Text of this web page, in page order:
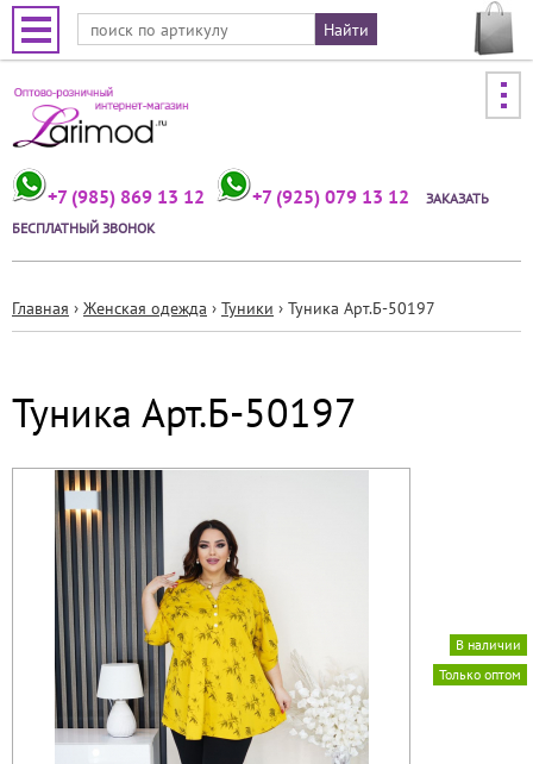
Jump to navigation
+7 (985) 869 13 12 +7 (925) 079 13 12
ЗАКАЗАТЬ
БЕСПЛАТНЫЙ ЗВОНОК
здесь
Главная › Женская одежда › Туники › Туника Арт.Б-50197
Туника Арт.Б-50197
Только оптом
В наличии